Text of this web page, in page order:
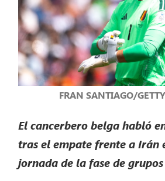
FRAN SANTIAGO/
El cancerbero belga habló
tras el empate frente a Irán
jornada de la fase de